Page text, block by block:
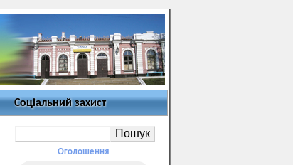
Соціальний захист
Оголошення